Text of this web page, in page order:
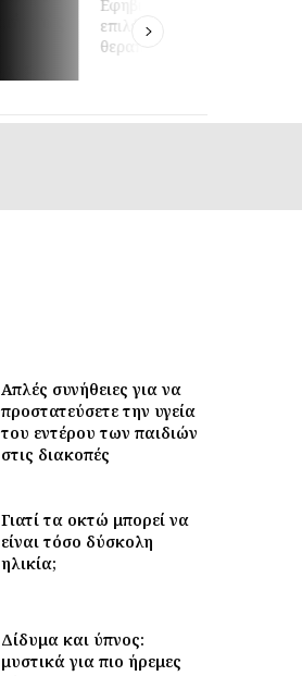
Εφηβική ακμή: πώς να
επιλέξετε τη σωστή
θεραπεία
Απλές συνήθειες για να
προστατεύσετε την υγεία
του εντέρου των παιδιών
στις διακοπές
Γιατί τα οκτώ μπορεί να
είναι τόσο δύσκολη
ηλικία;
Δίδυμα και ύπνος:
μυστικά για πιο ήρεμες